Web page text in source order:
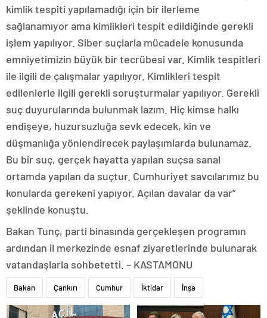
kimlik tespiti yapılamadığı için bir ilerleme
sağlanamıyor ama kimlikleri tespit edildiğinde gerekli
işlem yapılıyor. Siber suçlarla mücadele konusunda
emniyetimizin büyük bir tecrübesi var. Kimlik tespitleri
ile ilgili de çalışmalar yapılıyor. Kimlikleri tespit
edilenlerle ilgili gerekli soruşturmalar yapılıyor. Gerekli
suç duyurularında bulunmak lazım. Hiç kimse halkı
endişeye, huzursuzluğa sevk edecek, kin ve
düşmanlığa yönlendirecek paylaşımlarda bulunamaz.
Bu bir suç, gerçek hayatta yapılan suçsa sanal
ortamda yapılan da suçtur. Cumhuriyet savcılarımız bu
konularda gerekeni yapıyor. Açılan davalar da var”
şeklinde konuştu.
Bakan Tunç, parti binasında gerçekleşen programın
ardından il merkezinde esnaf ziyaretlerinde bulunarak
vatandaşlarla sohbetetti. – KASTAMONU
Bakan Çankırı Cumhur İktidar İnşa